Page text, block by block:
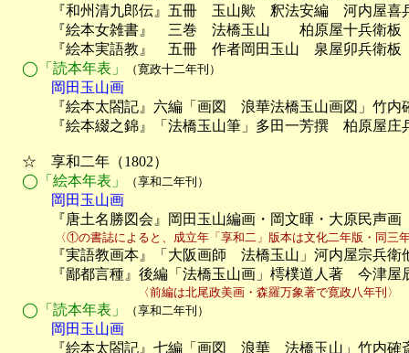
『和州清九郎伝』五冊　玉山歟　釈法安編　河内屋喜
『絵本女雑書』　三巻　法橋玉山　　柏原屋十兵衛板
『絵本実語教』　五冊　作者岡田玉山　泉屋卯兵衛板
◯「読本年表」
（寛政十二年刊）
岡田玉山画
『絵本太閤記』六編「画図　浪華法橋玉山画図」竹内
『絵本綴之錦』「法橋玉山筆」多田一芳撰　柏原屋庄
☆　享和二年（1802）
◯「絵本年表」
（享和二年刊）
岡田玉山画
『唐土名勝図会』岡田玉山編画・岡文暉・大原民声画
〈①の書誌によると、成立年「享和二」版本は文化二年版・同三年
『実語教画本』「大阪画師　法橋玉山」河内屋宗兵衛
『鄙都言種』後編「法橋玉山画」樗樸道人著　今津屋
〈前編は北尾政美画・森羅万象著で寛政八年刊〉
◯「読本年表」 （享和二年刊）
岡田玉山画
『絵本太閤記』七編「画図　浪華　法橋玉山」竹内確